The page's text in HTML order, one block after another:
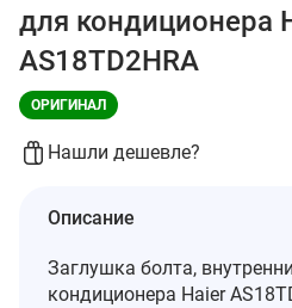
для кондиционера
AS18TD2HRA
ОРИГИНАЛ
Нашли дешевле?
Описание
Заглушка болта,
кондиционера Haier